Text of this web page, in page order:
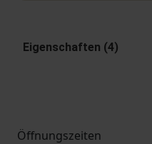
Eigenschaften (4)
Öffnungszeiten